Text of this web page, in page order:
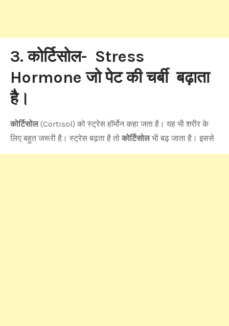
3. कोर्टिसोल- Stress
Hormone जो पेट की चर्बी बढ़ाता
है।
कोर्टिसोल(Cortisol) को स्ट्रेस हॉर्मोन कहा जता है। यह भी शरीर के
लिए बहुत जरूरी है। स्ट्रेस बढ़ता है तोकोर्टिसोलभी बढ़ जाता है। इससे